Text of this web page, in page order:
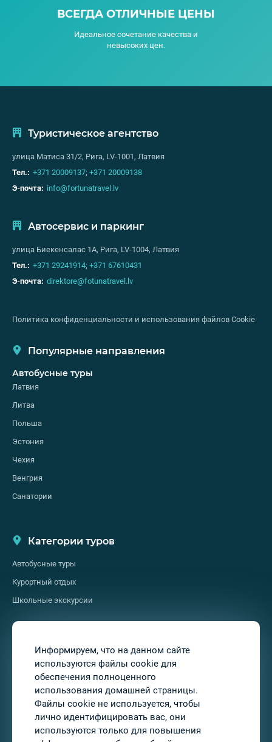
ВСЕГДА ОТЛИЧНЫЕ ЦЕНЫ
Идеальное сочетание качества и
невысоких цен.
Туристическое агентство
улица Матиса 31/2, Рига, LV-1001, Латвия
Тел.: +371 20009137; +371 20009138
Э-почта: info@fortunatravel.lv
Автосервис и паркинг
улица Биекенсалас 1А, Рига, LV-1004, Латвия
Тел.: +371 29241914; +371 67610431
Э-почта: direktore@fotunatravel.lv
Политика конфиденциальности и использования файлов Cookie
Популярные направления
Автобусные туры
Латвия
Литва
Польша
Эстония
Чехия
Венгрия
Санатории
Категории туров
Автобусные туры
Курортный отдых
Школьные экскурсии
О нас
Контакты
Подписывайтесь на нас
Информируем, что на данном сайте
используются файлы cookie для
обеспечения полноценного
использования домашней страницы.
Файлы cookie не используется, чтобы
лично идентифицировать вас, они
используются только для повышения